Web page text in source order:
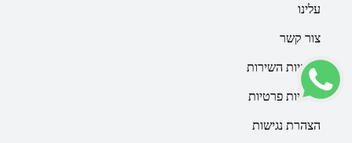
עלינו
צור קשר
מדיניות השירות
מדיניות פרטיות
הצהרת נגישות